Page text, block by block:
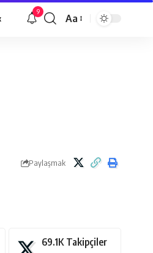
9
Yazı
Aa
Paylaşmak
69.1K Takipçiler